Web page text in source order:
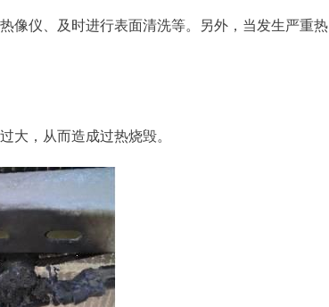
像仪、及时进行表面清洗等。另外，当发生严重热
大，从而造成过热烧毁。